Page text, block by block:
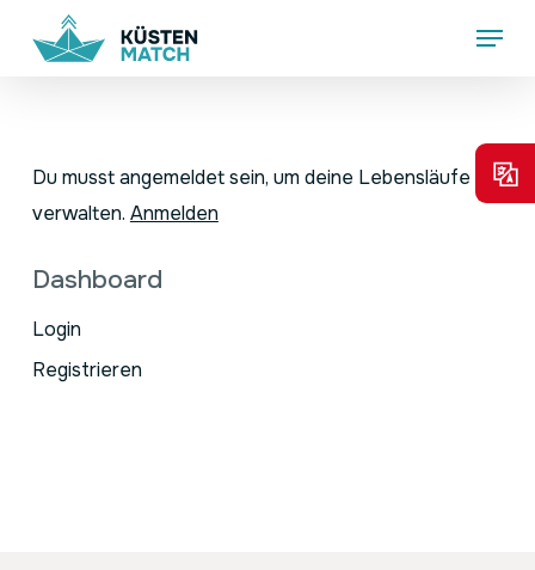
Menu
Du musst angemeldet sein, um deine Lebensläufe zu
verwalten. Anmelden
Dashboard
Login
Registrieren